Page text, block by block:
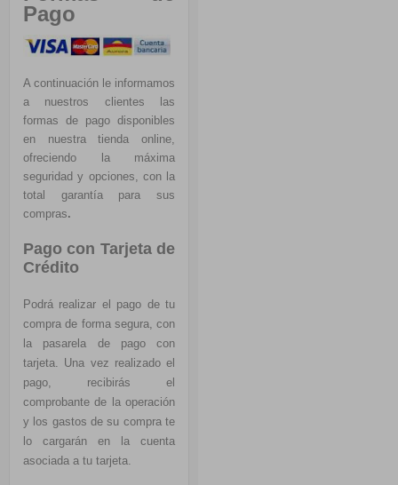
Pago
A continuación le informamos
a nuestros clientes las
formas de pago disponibles
en nuestra tienda online,
ofreciendo la máxima
seguridad y opciones, con la
total garantía para sus
compras.
Pago con Tarjeta de
Crédito
Podrá realizar el pago de tu
compra de forma segura, con
la pasarela de pago con
tarjeta. Una vez realizado el
pago, recibirás el
comprobante de la operación
y los gastos de su compra te
lo cargarán en la cuenta
asociada a tu tarjeta.